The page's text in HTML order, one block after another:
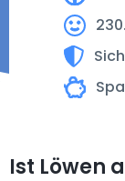
Ist Löwen